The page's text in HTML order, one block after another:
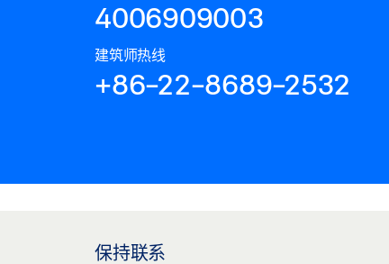
4006909003
建筑师热线
+86-22-8689-2532
保持联系